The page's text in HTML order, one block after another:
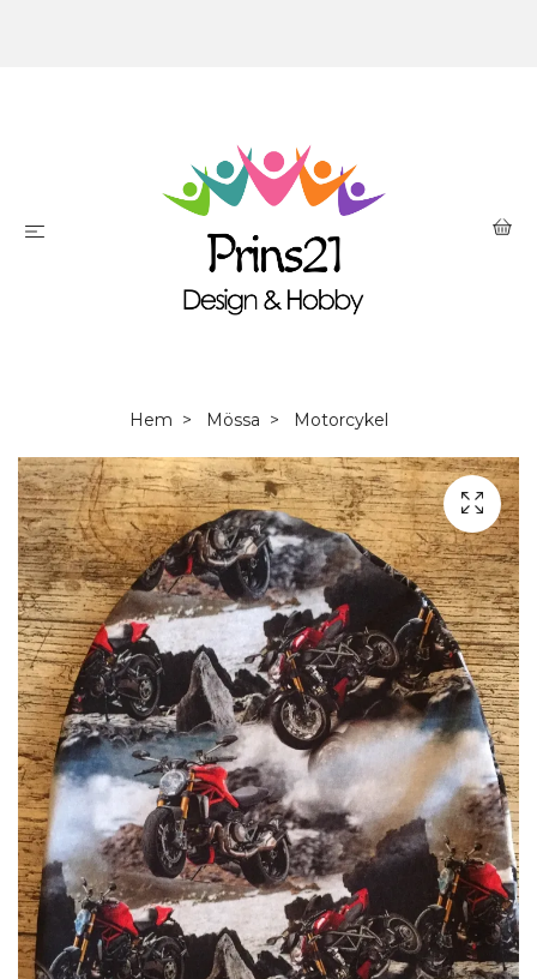
Hem Mössa Motorcykel